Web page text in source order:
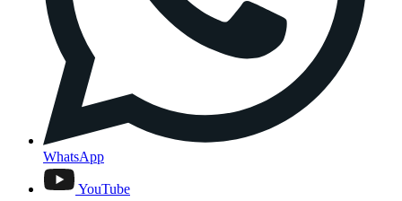
WhatsApp
YouTube